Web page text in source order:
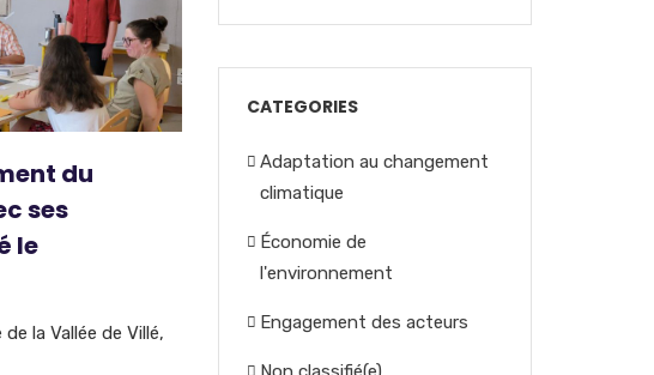
du
ses
le
la Vallée de Villé,
CATEGORIES
Adaptation au changement
climatique
Économie de
l'environnement
Engagement des acteurs